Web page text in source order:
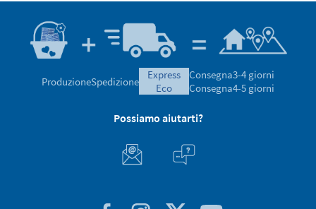
ProduzioneSpedizione
express
eco
Consegna3-4 giorni
Consegna4-5 giorni
Possiamo aiutarti?